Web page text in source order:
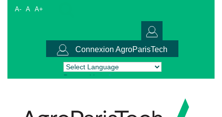
A- A A+
Connexion AgroParisTech
Powered by Translate